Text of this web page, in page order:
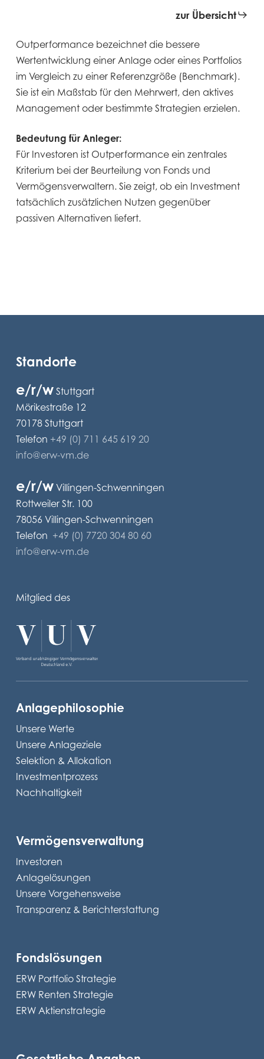
zur Übersicht
Outperformance bezeichnet die bessere
Wertentwicklung einer Anlage oder eines Portfolios
im Vergleich zu einer Referenzgröße (Benchmark).
Sie ist ein Maßstab für den Mehrwert, den aktives
Management oder bestimmte Strategien erzielen.
Bedeutung für Anleger:
Für Investoren ist Outperformance ein zentrales
Kriterium bei der Beurteilung von Fonds und
Vermögensverwaltern. Sie zeigt, ob ein Investment
tatsächlich zusätzlichen Nutzen gegenüber
passiven Alternativen liefert.
Standorte
e/r/w Stuttgart
Mörikestraße 12
70178 Stuttgart
Telefon +49 (0) 711 645 619 20
info@erw-vm.de
e/r/w Villingen-Schwenningen
Rottweiler Str. 100
78056 Villingen-Schwenningen
Telefon +49 (0) 7720 304 80 60
info@erw-vm.de
Mitglied des
Anlagephilosophie
Unsere Werte
Unsere Anlageziele
Selektion & Allokation
Investmentprozess
Nachhaltigkeit
Vermögensverwaltung
Investoren
Anlagelösungen
Unsere Vorgehensweise
Transparenz & Berichterstattung
Fondslösungen
ERW Portfolio Strategie
ERW Renten Strategie
ERW Aktienstrategie